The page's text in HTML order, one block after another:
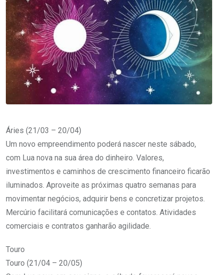
Áries (21/03 – 20/04)
Um novo empreendimento poderá nascer neste sábado,
com Lua nova na sua área do dinheiro. Valores,
investimentos e caminhos de crescimento financeiro ficarão
iluminados. Aproveite as próximas quatro semanas para
movimentar negócios, adquirir bens e concretizar projetos.
Mercúrio facilitará comunicações e contatos. Atividades
comerciais e contratos ganharão agilidade.
Touro
Touro (21/04 – 20/05)